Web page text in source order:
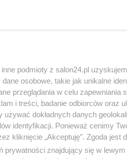
podmioty z salon24.pl
osobowe, takie jak unikalne
przeglądania w celu zapewniania
i treści, badanie odbiorców oraz
dokładnych danych
identyfikacji. Ponieważ cenimy
kliknięcie „Akceptuję”. Zgoda jest
znajdujący się w